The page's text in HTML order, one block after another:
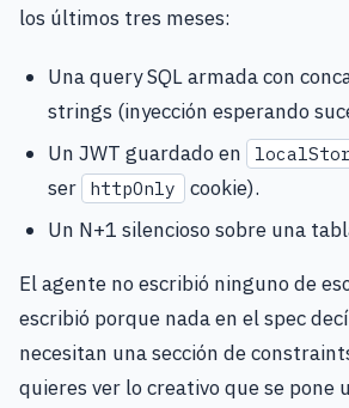
los últimos tres meses:
Una query SQL armada con
strings (inyección esperando
Un JWT guardado en
ser
httpOnly
cookie).
Un N+1 silencioso sobre una
El agente no escribió ninguno de
escribió porque nada en el spec
necesitan una sección de
quieres ver lo creativo que se pone